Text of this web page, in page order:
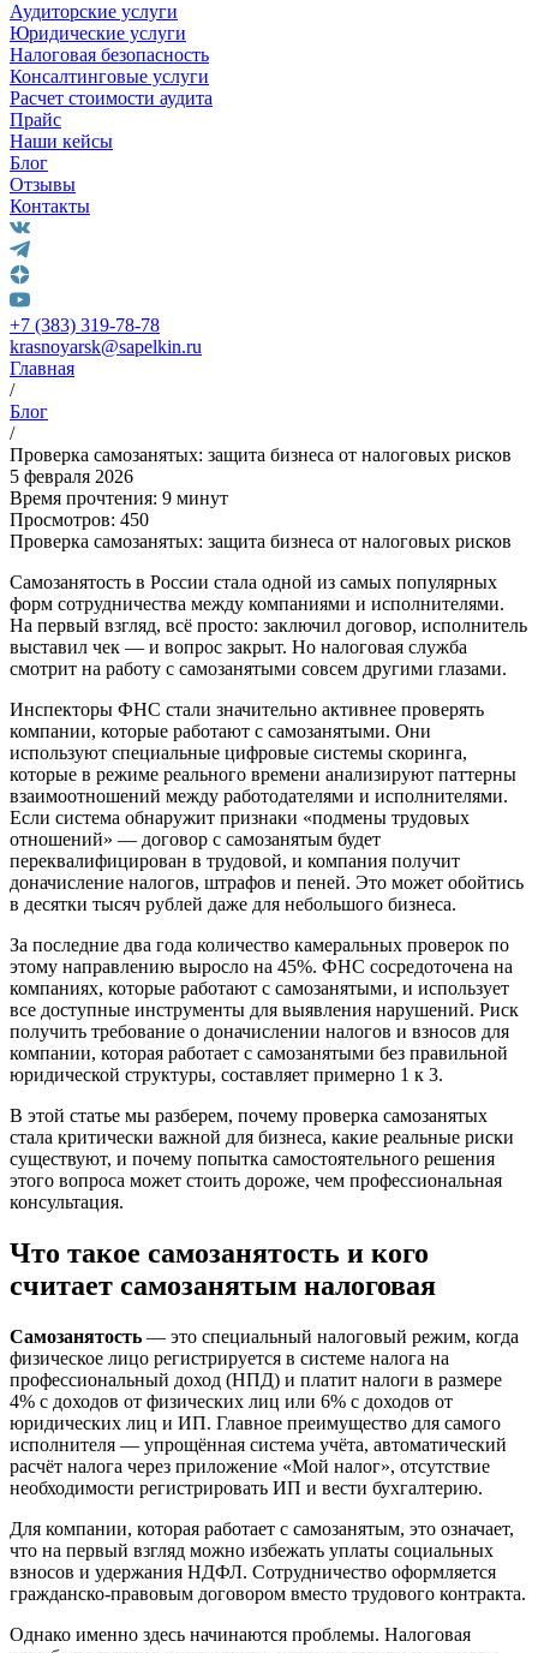
Аудиторские услуги
Юридические услуги
Налоговая безопасность
Консалтинговые услуги
Расчет стоимости аудита
Прайс
Наши кейсы
Блог
Отзывы
Контакты
+7 (383) 319-78-78
krasnoyarsk@sapelkin.ru
Главная
/
Блог
/
Проверка самозанятых: защита бизнеса от налоговых рисков
5 февраля 2026
Время прочтения: 9 минут
Просмотров: 450
Проверка самозанятых: защита бизнеса от налоговых рисков
Самозанятость в России стала одной из самых популярных
форм сотрудничества между компаниями и исполнителями.
На первый взгляд, всё просто: заключил договор, исполнитель
выставил чек — и вопрос закрыт. Но налоговая служба
смотрит на работу с самозанятыми совсем другими глазами.
Инспекторы ФНС стали значительно активнее проверять
компании, которые работают с самозанятыми. Они
используют специальные цифровые системы скоринга,
которые в режиме реального времени анализируют паттерны
взаимоотношений между работодателями и исполнителями.
Если система обнаружит признаки «подмены трудовых
отношений» — договор с самозанятым будет
переквалифицирован в трудовой, и компания получит
доначисление налогов, штрафов и пеней. Это может обойтись
в десятки тысяч рублей даже для небольшого бизнеса.
За последние два года количество камеральных проверок по
этому направлению выросло на 45%. ФНС сосредоточена на
компаниях, которые работают с самозанятыми, и использует
все доступные инструменты для выявления нарушений. Риск
получить требование о доначислении налогов и взносов для
компании, которая работает с самозанятыми без правильной
юридической структуры, составляет примерно 1 к 3.
В этой статье мы разберем, почему проверка самозанятых
стала критически важной для бизнеса, какие реальные риски
существуют, и почему попытка самостоятельного решения
этого вопроса может стоить дороже, чем профессиональная
консультация.
Что такое самозанятость и кого
считает самозанятым налоговая
Самозанятость — это специальный налоговый режим, когда
физическое лицо регистрируется в системе налога на
профессиональный доход (НПД) и платит налоги в размере
4% с доходов от физических лиц или 6% с доходов от
юридических лиц и ИП. Главное преимущество для самого
исполнителя — упрощённая система учёта, автоматический
расчёт налога через приложение «Мой налог», отсутствие
необходимости регистрировать ИП и вести бухгалтерию.
Для компании, которая работает с самозанятым, это означает,
что на первый взгляд можно избежать уплаты социальных
взносов и удержания НДФЛ. Сотрудничество оформляется
гражданско-правовым договором вместо трудового контракта.
Однако именно здесь начинаются проблемы. Налоговая